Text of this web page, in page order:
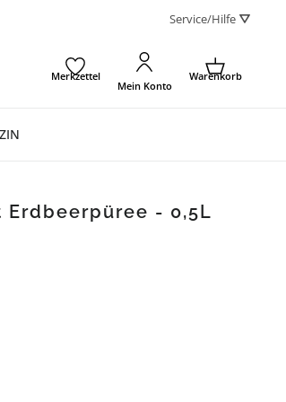
Service/Hilfe ⛛
Merkzettel
Mein Konto
Warenkorb
- 0,5L
Wert ein